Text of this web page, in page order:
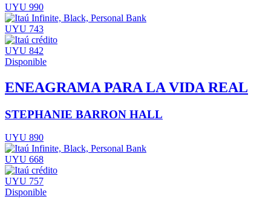
UYU 990
UYU 743
UYU 842
Disponible
ENEAGRAMA PARA LA VIDA REAL
STEPHANIE BARRON HALL
UYU 890
UYU 668
UYU 757
Disponible